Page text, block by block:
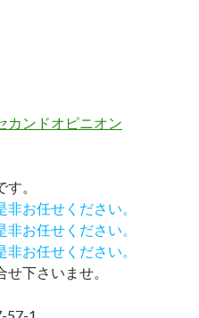
カンドオピニオン
。
お任せください。
お任せください。
お任せください。
下さいませ。